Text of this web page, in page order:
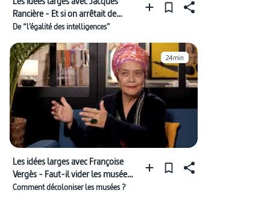
Rancière - Et si on arrêtait de
prendre les gens pour des cons ?
De “l’égalité des intelligences”
24min
Les idées larges avec Françoise
Vergès - Faut-il vider les musées
?
Comment décoloniser les musées ?